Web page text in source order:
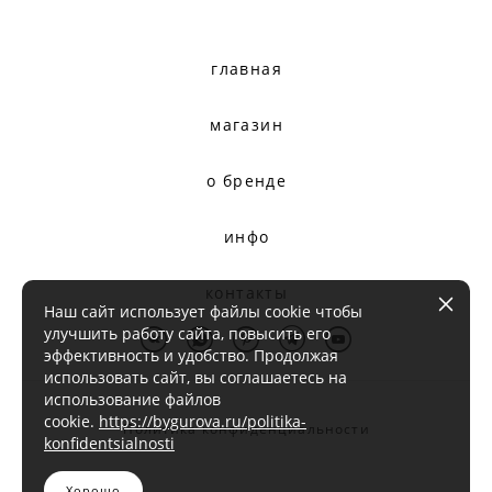
главная
магазин
о бренде
инфо
контакты
Политика конфиденциальности
Наш сайт использует файлы cookie чтобы
улучшить работу сайта, повысить его
эффективность и удобство. Продолжая
использовать сайт, вы соглашаетесь на
использование файлов
cookie. https://bygurova.ru/politika-
konfidentsialnosti